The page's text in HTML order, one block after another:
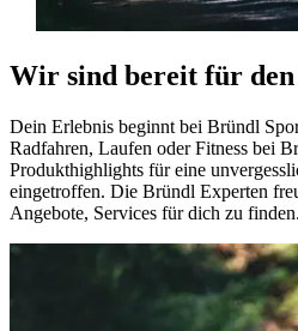
Wir sind bereit für den
Dein Erlebnis beginnt bei Bründl
Radfahren, Laufen oder Fitness bei
Produkthighlights für eine
eingetroffen. Die Bründl Experten
Angebote, Services für dich zu finden.